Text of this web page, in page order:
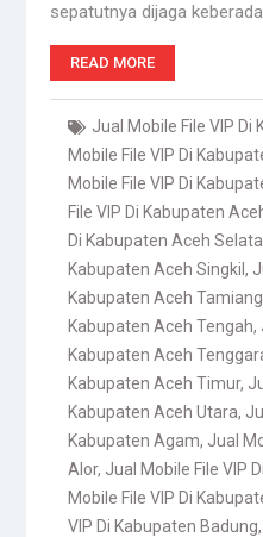
sepatutnya dijaga
READ MORE
Jual Mobile File VIP
Mobile File VIP Di
Mobile File VIP Di
File VIP Di Kabupaten
Di Kabupaten Aceh
Kabupaten Aceh Singkil ,
Kabupaten Aceh Tamiang
Kabupaten Aceh Tengah,
Kabupaten Aceh
Kabupaten Aceh Timur,
Kabupaten Aceh Utara,
Kabupaten Agam, Jual
Alor, Jual Mobile File VIP
Mobile File VIP Di
VIP Di Kabupaten Badung,